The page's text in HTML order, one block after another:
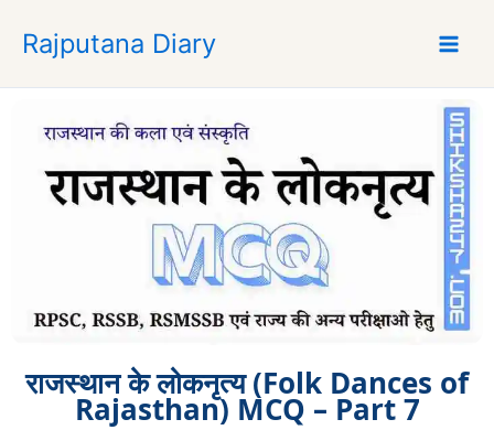
p
Rajputana Diary
राजस्थान के लोकनृत्य (Folk Dances of
Rajasthan) MCQ – Part 7